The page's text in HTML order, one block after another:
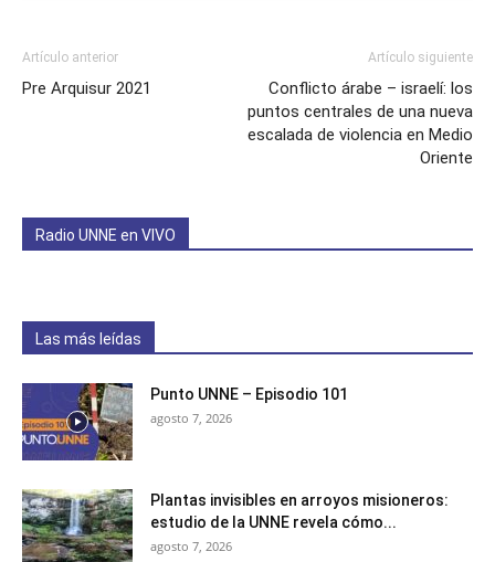
Artículo anterior
Pre Arquisur 2021
Artículo siguiente
Conflicto árabe – israelí: los
puntos centrales de una nueva
escalada de violencia en Medio
Oriente
Radio UNNE en VIVO
Las más leídas
Punto UNNE – Episodio 101
agosto 7, 2026
Plantas invisibles en arroyos misioneros:
estudio de la UNNE revela cómo...
agosto 7, 2026